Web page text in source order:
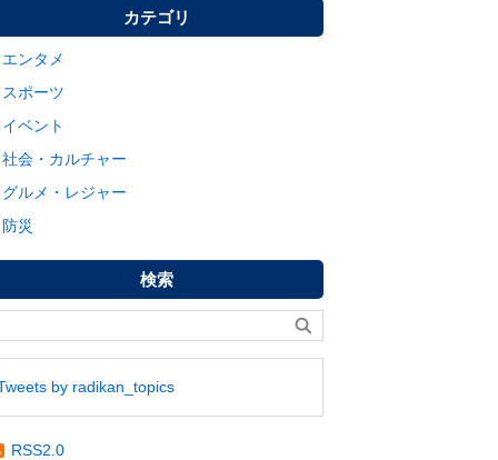
カテゴリ
エンタメ
スポーツ
イベント
社会・カルチャー
グルメ・レジャー
防災
検索
by radikan_topics
RSS2.0